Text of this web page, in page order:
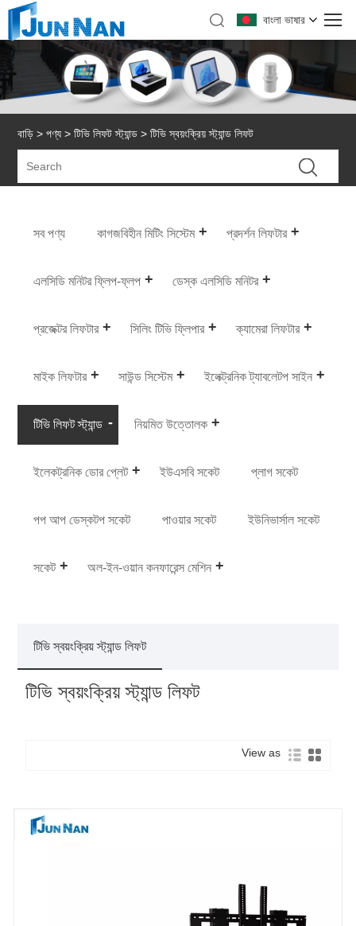
বাংলা ভাষার
বাড়ি > পণ্য >টিভি লিফট স্ট্যান্ড > টিভি স্বয়ংক্রিয় স্ট্যান্ড লিফট
সব পণ্য কাগজবিহীন মিটিং সিস্টেম প্রদর্শন লিফটার
এলসিডি মনিটর ফ্লিপ-ফ্লপ ডেস্ক এলসিডি মনিটর
প্রজেক্টর লিফটার সিলিং টিভি ফ্লিপার ক্যামেরা লিফটার
মাইক লিফটার সাউন্ড সিস্টেম ইলেক্ট্রনিক ট্যাবলেটপ সাইন
টিভি লিফট স্ট্যান্ড নিয়মিত উত্তোলক
ইলেকট্রনিক ডোর প্লেট ইউএসবি সকেট প্লাগ সকেট
পপ আপ ডেস্কটপ সকেট পাওয়ার সকেট ইউনিভার্সাল সকেট
সকেট অল-ইন-ওয়ান কনফারেন্স মেশিন
টিভি স্বয়ংক্রিয় স্ট্যান্ড লিফট
টিভি স্বয়ংক্রিয় স্ট্যান্ড লিফট
View as